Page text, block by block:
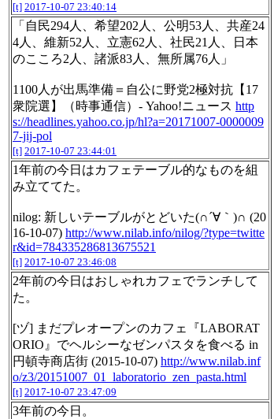
[t] 2017-10-07 23:40:14
「自民294人、希望202人、公明53人、共産24
4人、維新52人、立憲62人、社民21人、日本
のこころ2人、諸派83人、無所属76人」
1100人が出馬準備＝自公に野党2極対抗【17
衆院選】（時事通信）- Yahoo!ニュース http
s://headlines.yahoo.co.jp/hl?a=20171007-0000009
7-jij-pol
[t] 2017-10-07 23:44:01
1年前の今日はカフェテーブル的なものを組
み立ててた。
nilog: 新しいテーブルがとどいた(∩´∀｀)∩ (20
16-10-07) http://www.nilab.info/nilog/?type=twitte
r&id=784335286813675521
[t] 2017-10-07 23:46:08
2年前の今日はおしゃれカフェでランチして
た。
[ヅ] まだプレオープンのカフェ『LABORAT
ORIO』でヘルシーなゼンパスタを食べる in
円頓寺商店街 (2015-10-07) http://www.nilab.inf
o/z3/20151007_01_laboratorio_zen_pasta.html
[t] 2017-10-07 23:47:09
3年前の今日。